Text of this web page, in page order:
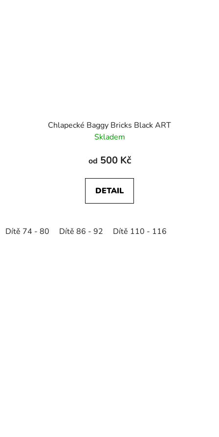
Chlapecké Baggy Bricks Black ART
Skladem
od 500 Kč
DETAIL
Dítě 74 - 80 Dítě 86 - 92 Dítě 110 - 116